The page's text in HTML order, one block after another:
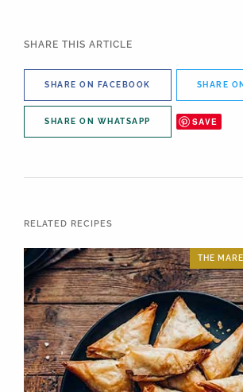
SHARE THIS ARTICLE
SHARE ON FACEBOOK SHARE
SHARE ON WHATSAPP SAVE
RELATED RECIPES
THE